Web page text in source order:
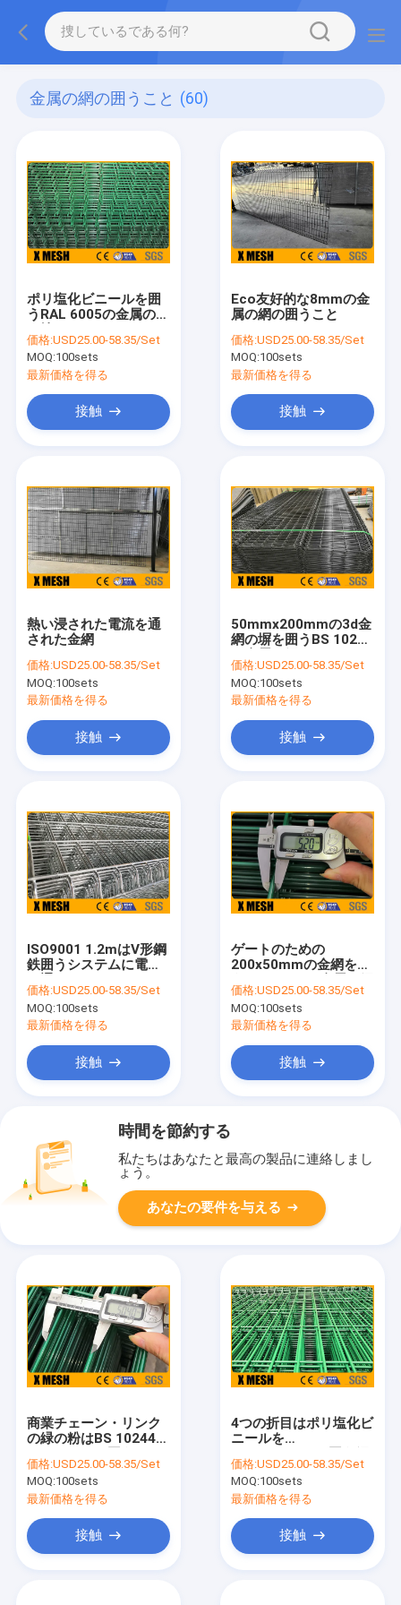
金属の網の囲うこと (60)
ポリ塩化ビニールを囲
うRAL 6005の金属の網
価格:USD25.00-58.35/Set
MOQ:100sets
最新価格を得る
接触
Eco友好的な8mmの金
属の網の囲うこと
価格:USD25.00-58.35/Set
MOQ:100sets
最新価格を得る
接触
熱い浸された電流を通
された金網
価格:USD25.00-58.35/Set
MOQ:100sets
最新価格を得る
接触
50mmx200mmの3d金
網の塀を囲うBS 10244
価格:USD25.00-58.35/Set
MOQ:100sets
最新価格を得る
接触
ISO9001 1.2mはV形鋼
鉄囲うシステムに電流
価格:USD25.00-58.35/Set
MOQ:100sets
最新価格を得る
接触
ゲートのための
200x50mmの金網を囲
価格:USD25.00-58.35/Set
MOQ:100sets
最新価格を得る
接触
時間を節約する
私たちはあなたと最高の製品に連絡しまし
ょう。
あなたの要件を与える
商業チェーン・リンク
の緑の粉はBS 10244
に塗った
価格:USD25.00-58.35/Set
MOQ:100sets
最新価格を得る
接触
4つの折目はポリ塩化ビ
ニールを
に塗ったBS 10244に金
属をかぶせる
価格:USD25.00-58.35/Set
MOQ:100sets
最新価格を得る
接触